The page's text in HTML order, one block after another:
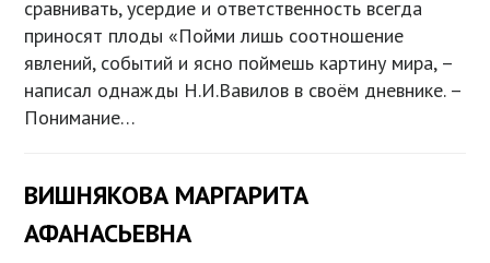
сравнивать, усердие и ответственность всегда
приносят плоды «Пойми лишь соотношение
явлений, событий и ясно поймешь картину мира, –
написал однажды Н.И.Вавилов в своём дневнике. –
Понимание…
ВИШНЯКОВА МАРГАРИТА
АФАНАСЬЕВНА